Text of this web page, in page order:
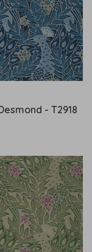
- T2918